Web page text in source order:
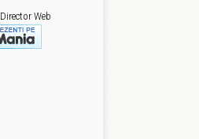
Director Web